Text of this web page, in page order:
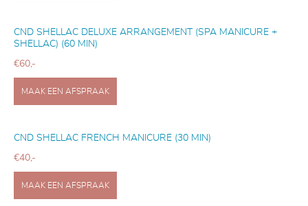
CND SHELLAC DELUXE ARRANGEMENT (SPA MANICURE +
SHELLAC) (60 MIN)
€60,-
MAAK EEN AFSPRAAK
CND SHELLAC FRENCH MANICURE (30 MIN)
€40,-
MAAK EEN AFSPRAAK